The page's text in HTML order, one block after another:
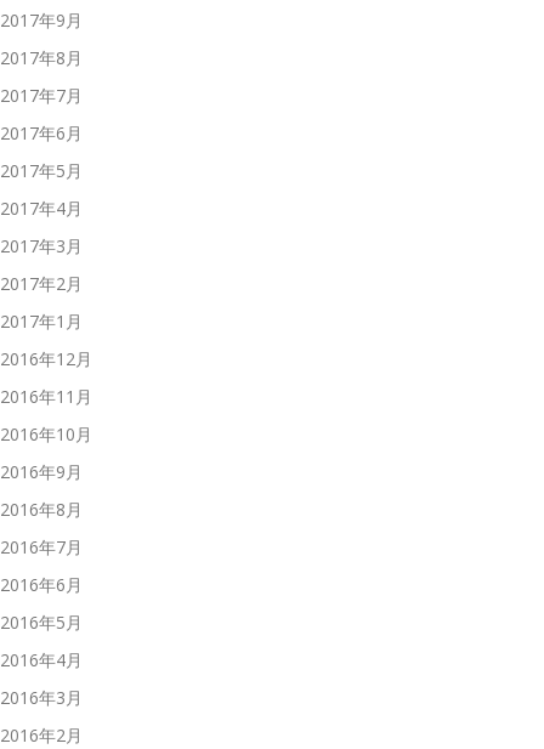
2017年9月
2017年8月
2017年7月
2017年6月
2017年5月
2017年4月
2017年3月
2017年2月
2017年1月
2016年12月
2016年11月
2016年10月
2016年9月
2016年8月
2016年7月
2016年6月
2016年5月
2016年4月
2016年3月
2016年2月